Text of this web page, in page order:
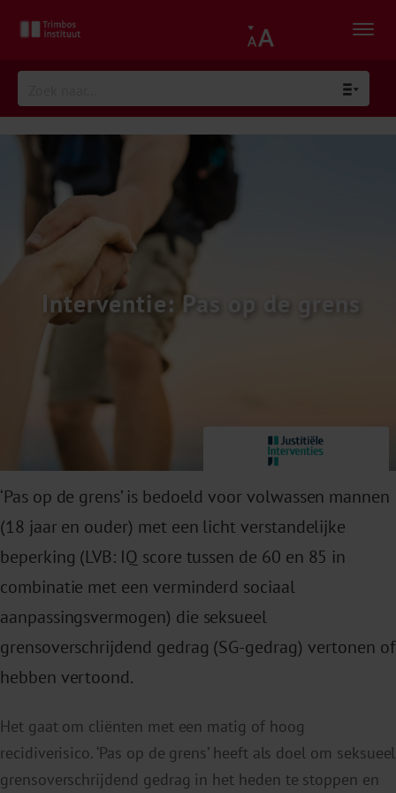
Interventie: Pas op de grens
‘Pas op de grens’ is bedoeld voor volwassen mannen
(18 jaar en ouder) met een licht verstandelijke
beperking (LVB: IQ score tussen de 60 en 85 in
combinatie met een verminderd sociaal
aanpassingsvermogen) die seksueel
grensoverschrijdend gedrag (SG-gedrag) vertonen of
hebben vertoond.
Het gaat om cliënten met een matig of hoog
recidiverisico. ‘Pas op de grens’ heeft als doel om seksueel
grensoverschrijdend gedrag in het heden te stoppen en